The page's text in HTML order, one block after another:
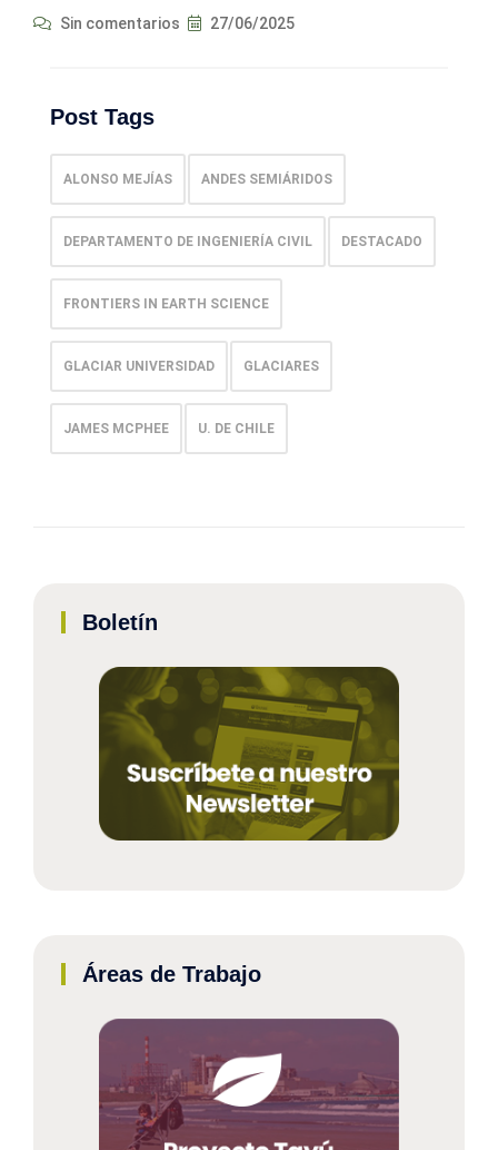
Sin comentarios 27/06/2025
Post Tags
ALONSO MEJÍAS ANDES SEMIÁRIDOS
DEPARTAMENTO DE INGENIERÍA CIVIL DESTACADO
FRONTIERS IN EARTH SCIENCE
GLACIAR UNIVERSIDAD GLACIARES
JAMES MCPHEE U. DE CHILE
Boletín
Áreas de Trabajo